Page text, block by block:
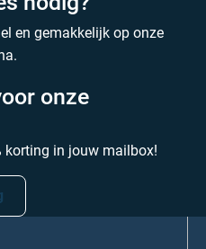
en gemakkelijk op onze
onze
korting in jouw mailbox!